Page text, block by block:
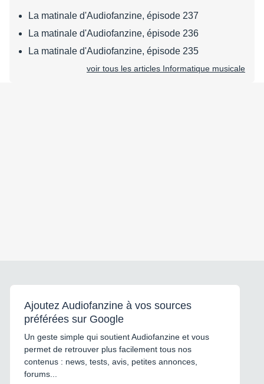
La matinale d'Audiofanzine, épisode 237
La matinale d'Audiofanzine, épisode 236
La matinale d'Audiofanzine, épisode 235
voir tous les articles Informatique musicale
Ajoutez Audiofanzine à vos sources
préférées sur Google
Un geste simple qui soutient Audiofanzine et vous
permet de retrouver plus facilement tous nos
contenus : news, tests, avis, petites annonces,
forums...